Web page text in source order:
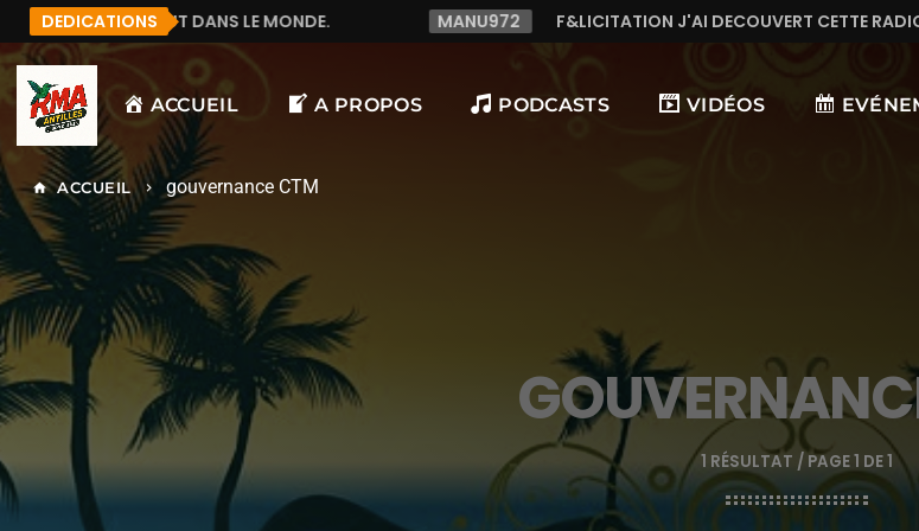
DEDICATIONS
LE MONDE. MANU972 F&LICITATION J'AI DECOUVERT CETTE RADIO C LE TOP,TRES TREES
ACCUEIL A PROPOS PODCASTS VIDÉOS
home ACCUEIL keyboard_arrow_right gouvernance CTM
1 RÉSULTAT / PAGE 1 DE 1